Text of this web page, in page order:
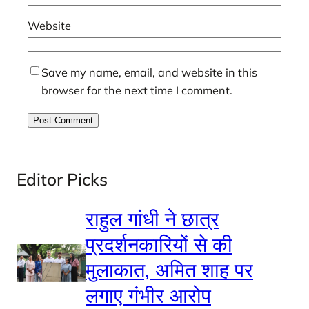
Website
Save my name, email, and website in this
browser for the next time I comment.
Editor Picks
राहुल गांधी ने छात्र
प्रदर्शनकारियों से की
मुलाकात, अमित शाह पर
लगाए गंभीर आरोप